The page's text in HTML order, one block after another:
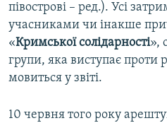
півострові – ред.). Усі
учасниками чи інакше
«Кримської солідарності»,
групи, яка виступає проти
мовиться у звіті.
10 червня того року